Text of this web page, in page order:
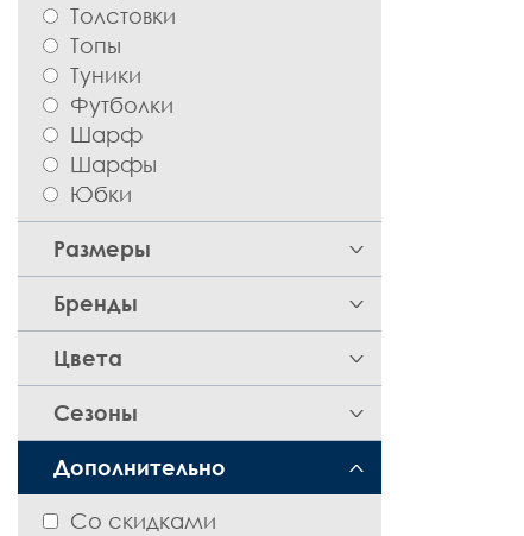
Толстовки
Топы
Туники
Футболки
Шарф
Шарфы
Юбки
Размеры
116
140
144
148
Бренды
Галион
Цвета
серый
т. серый
Сезоны
Весна-Лето
Осень-Зима
Дополнительно
Со скидками